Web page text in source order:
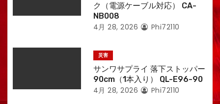
ク（電源ケーブル対応） CA-
NB008
4月 28, 2026 Phi72110
災害
サンワサプライ 落下ストッパー
90cm（1本入り） QL-E96-90
4月 28, 2026 Phi72110